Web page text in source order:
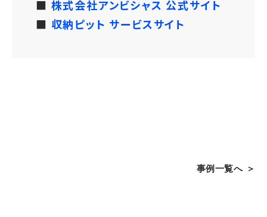
■ 株式会社アンビシャス 公式サイト
■ 収納ピット サービスサイト
事例一覧へ ＞